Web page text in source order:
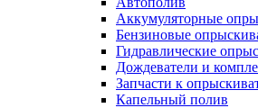
Аккумуляторные
Бензиновые
Гидравлические
Дождеватели и
Запчасти к
Капельный полив